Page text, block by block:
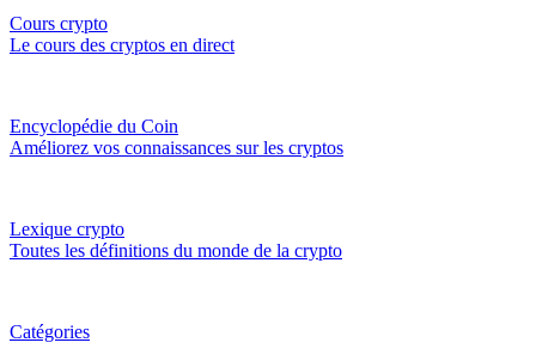
Cours crypto
Le cours des cryptos en direct
Encyclopédie du Coin
Améliorez vos connaissances sur les cryptos
Lexique crypto
Toutes les définitions du monde de la crypto
Catégories